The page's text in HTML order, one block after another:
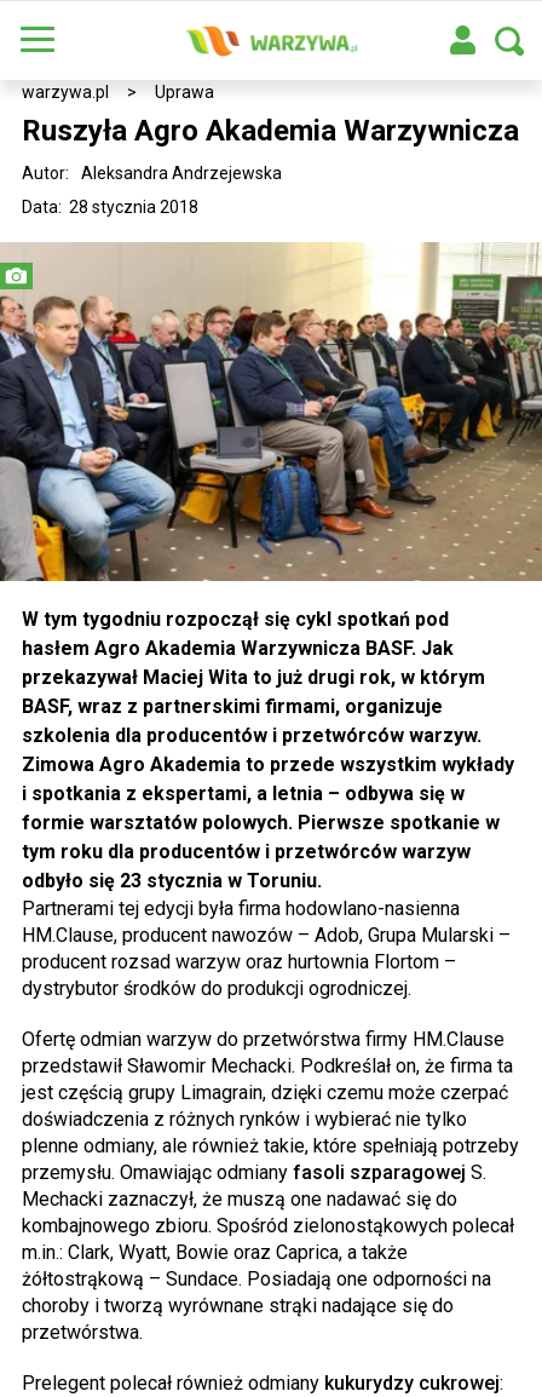
warzywa.pl > Uprawa
Ruszyła Agro Akademia Warzywnicza
Data: 28 stycznia 2018
Autor: Aleksandra Andrzejewska
W tym tygodniu rozpoczął się cykl spotkań pod
hasłem Agro Akademia Warzywnicza BASF. Jak
przekazywał Maciej Wita to już drugi rok, w którym
BASF, wraz z partnerskimi firmami, organizuje
szkolenia dla producentów i przetwórców warzyw.
Zimowa Agro Akademia to przede wszystkim wykłady
i spotkania z ekspertami, a letnia – odbywa się w
formie warsztatów polowych. Pierwsze spotkanie w
tym roku dla producentów i przetwórców warzyw
odbyło się 23 stycznia w Toruniu.
Partnerami tej edycji była firma hodowlano-nasienna
HM.Clause, producent nawozów – Adob, Grupa Mularski –
producent rozsad warzyw oraz hurtownia Flortom –
dystrybutor środków do produkcji ogrodniczej.
Ofertę odmian warzyw do przetwórstwa firmy HM.Clause
przedstawił Sławomir Mechacki. Podkreślał on, że firma ta
jest częścią grupy Limagrain, dzięki czemu może czerpać
doświadczenia z różnych rynków i wybierać nie tylko
plenne odmiany, ale również takie, które spełniają potrzeby
przemysłu. Omawiając odmiany fasoli szparagowej S.
Mechacki zaznaczył, że muszą one nadawać się do
kombajnowego zbioru. Spośród zielonostąkowych polecał
m.in.: Clark, Wyatt, Bowie oraz Caprica, a także
żółtostrąkową – Sundace. Posiadają one odporności na
choroby i tworzą wyrównane strąki nadające się do
przetwórstwa.
Prelegent polecał również odmiany kukurydzy cukrowej: